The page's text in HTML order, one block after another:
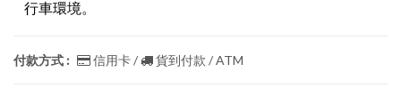
行車環境。
付款方式 : 信用卡 / 貨到付款 / ATM